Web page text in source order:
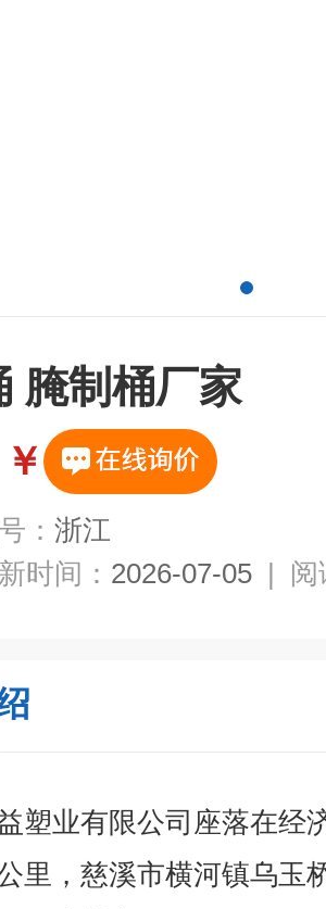
腌制桶厂家
￥
： 浙江
时间： 2026-07-05 | 阅
塑业有限公司座落在经
里，慈溪市横河镇乌玉